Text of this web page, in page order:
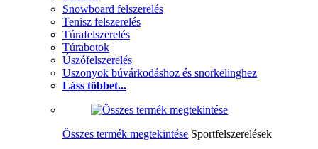
Snowboard felszerelés
Tenisz felszerelés
Túrafelszerelés
Túrabotok
Úszófelszerelés
Uszonyok búvárkodáshoz és snorkelinghez
Láss többet...
Összes termék megtekintése Sportfelszerelések